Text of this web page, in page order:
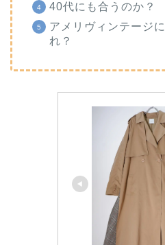
40代にも合うのか？
アメリヴィンテージ
れ？